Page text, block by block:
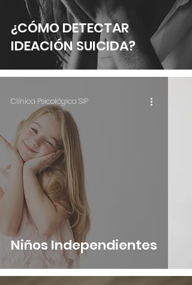
¿CÓMO DETECTAR
IDEACIÓN SUICIDA?
Niños Independientes
Clínica Psicológica SIP